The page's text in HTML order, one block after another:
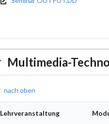
Multimedia-
nach oben
Lehrveranstaltung